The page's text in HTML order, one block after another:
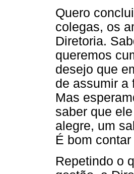
Quero
colegas, os
Diretoria.
queremos
desejo que
de assumir a
Mas
saber que
alegre, um
É bom
Repetindo o